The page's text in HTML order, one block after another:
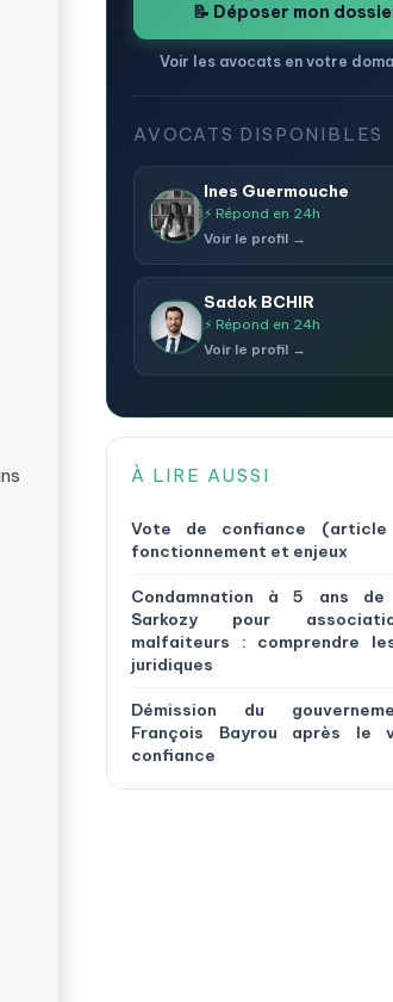
📝 Déposer mon
Voir les avocats en votre
AVOCATS DISPONIBLES
Ines Guermouche
⚡ Répond en 24h
Voir le profil →
Sadok BCHIR
⚡ Répond en 24h
Voir le profil →
À LIRE AUSSI
Vote de confiance
fonctionnement et enjeux
Condamnation à 5 ans de
Sarkozy pour
malfaiteurs : comprendre
juridiques
Démission du
François Bayrou après le
confiance